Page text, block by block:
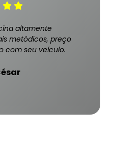
altamente
metódicos, preço
com seu veículo.